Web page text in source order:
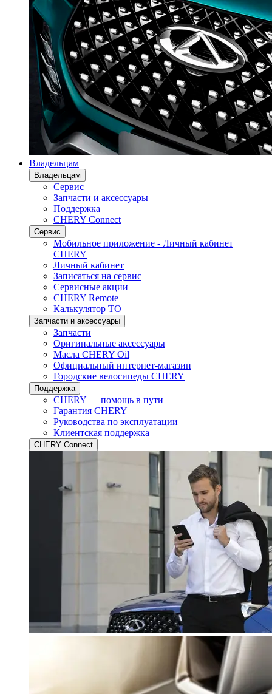
Владельцам
Владельцам
Сервис
Запчасти и аксессуары
Поддержка
CHERY Connect
Сервис
Мобильное приложение - Личный кабинет
CHERY
Личный кабинет
Записаться на сервис
Сервисные акции
CHERY Remote
Калькулятор ТО
Запчасти и аксессуары
Запчасти
Оригинальные аксессуары
Масла CHERY Oil
Официальный интернет-магазин
Городские велосипеды CHERY
Поддержка
CHERY — помощь в пути
Гарантия CHERY
Руководства по эксплуатации
Клиентская поддержка
CHERY Connect